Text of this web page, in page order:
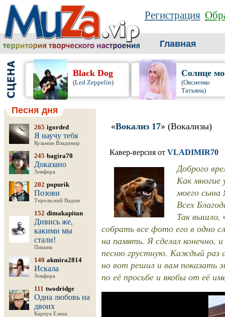
Регистрация
Главная
Black Dog
(Led Zeppelin)
Солнце
(Овсиенко
Татьяна)
Песня дня
265 igorded
Я научу тебя
Кузьмин Владимир
245 bagira70
Доказано
Земфира
202 popurik
Позови
Тирольский Вадим
152 dimakapitan
Дивись же,
какими мы
стали!
Пикник
140 akmira2814
Искала
Земфира
111 twodridge
Одна любовь на
двоих
Карпук Елена
«Вокализ 17» (Вокализы)
Кавер-версия от VLADIMIR70
Доброго
Как многие
моего сына
Всех
Так вышло,
собрать все фото его в одно
на память. Я сделал конечно,
песню грустную. Каждый раз
но вот решил и вам показать
по её просьбе и якобы от её